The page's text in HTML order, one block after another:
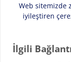
Web sitemizde
iyileştiren
Bloklar
İlgili Bağlantılar 'yı
İlgili